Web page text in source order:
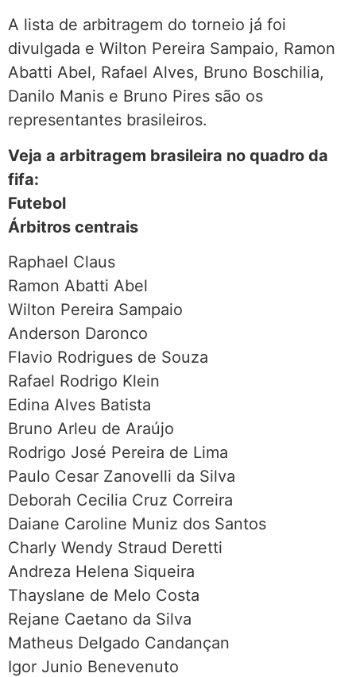
A lista de arbitragem do torneio já foi
divulgada e Wilton Pereira Sampaio, Ramon
Abatti Abel, Rafael Alves, Bruno Boschilia,
Danilo Manis e Bruno Pires são os
representantes brasileiros.
Veja a arbitragem brasileira no quadro da
fifa:
Futebol
Árbitros centrais
Raphael Claus
Ramon Abatti Abel
Wilton Pereira Sampaio
Anderson Daronco
Flavio Rodrigues de Souza
Rafael Rodrigo Klein
Edina Alves Batista
Bruno Arleu de Araújo
Rodrigo José Pereira de Lima
Paulo Cesar Zanovelli da Silva
Deborah Cecilia Cruz Correira
Daiane Caroline Muniz dos Santos
Charly Wendy Straud Deretti
Andreza Helena Siqueira
Thayslane de Melo Costa
Rejane Caetano da Silva
Matheus Delgado Candançan
Igor Junio Benevenuto